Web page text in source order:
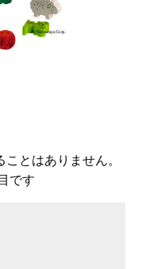
とはありません。
です